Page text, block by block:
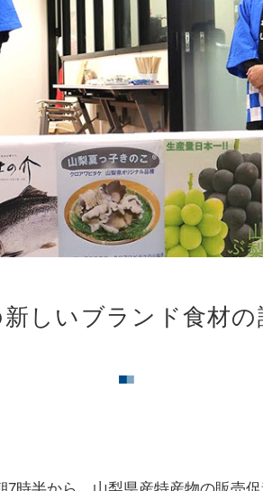
新しいブランド食材の
■■